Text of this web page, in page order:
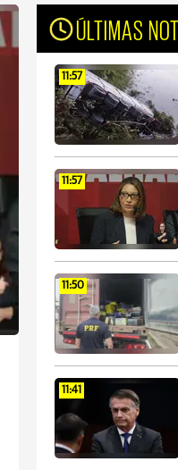
ÚLTIMAS
11:57
11:57
11:50
11:41